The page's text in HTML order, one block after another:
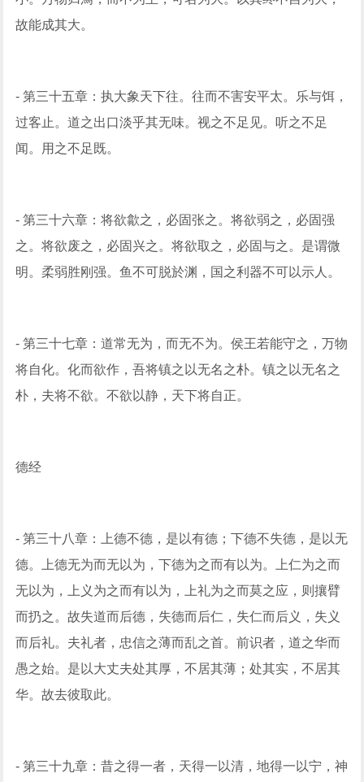
故能成其大。
- 第三十五章：执大象天下往。往而不害安平太。乐与饵，
过客止。道之出口淡乎其无味。视之不足见。听之不足
闻。用之不足既。
- 第三十六章：将欲歙之，必固张之。将欲弱之，必固强
之。将欲废之，必固兴之。将欲取之，必固与之。是谓微
明。柔弱胜刚强。鱼不可脱於渊，国之利器不可以示人。
- 第三十七章：道常无为，而无不为。侯王若能守之，万物
将自化。化而欲作，吾将镇之以无名之朴。镇之以无名之
朴，夫将不欲。不欲以静，天下将自正。
德经
- 第三十八章：上德不德，是以有德；下德不失德，是以无
德。上德无为而无以为，下德为之而有以为。上仁为之而
无以为，上义为之而有以为，上礼为之而莫之应，则攘臂
而扔之。故失道而后德，失德而后仁，失仁而后义，失义
而后礼。夫礼者，忠信之薄而乱之首。前识者，道之华而
愚之始。是以大丈夫处其厚，不居其薄；处其实，不居其
华。故去彼取此。
- 第三十九章：昔之得一者，天得一以清，地得一以宁，神